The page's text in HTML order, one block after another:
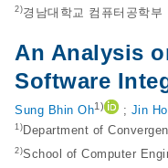
2)경남대학교 컴퓨터공학부
An Analysis
Software
Sung Bhin Oh1) ; Jin
1) Department of
2)School of Computer